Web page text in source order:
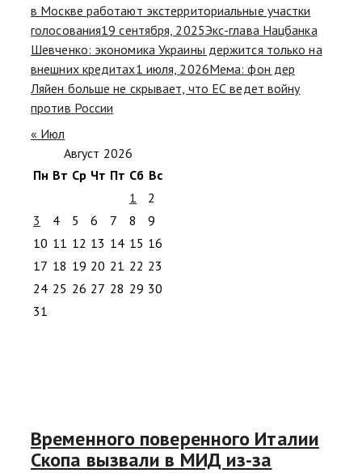
в Москве работают экстерриториальные участки
голосования19 сентября, 2025Экс-глава Нацбанка
Шевченко: экономика Украины держится только на
внешних кредитах1 июля, 2026Мема: фон дер
Ляйен больше не скрывает, что ЕС ведет войну
против России
« Июл
Август 2026
Пн Вт Ср Чт Пт Сб Вс
1
2
3
4 5 6 7 8
9
10 11 12 13 14 15 16
17 18 19 20 21 22 23
24 25 26 27 28 29 30
31
Временного поверенного Италии
Скопа вызвали в МИД из-за